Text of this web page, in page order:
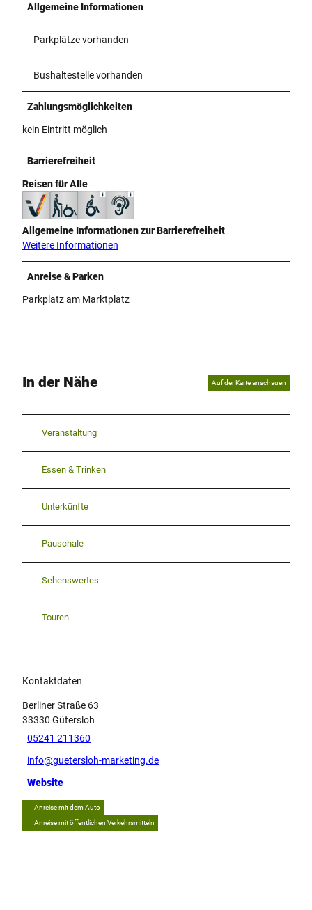
Allgemeine Informationen
Parkplätze vorhanden
Bushaltestelle vorhanden
Zahlungsmöglichkeiten
kein Eintritt möglich
Barrierefreiheit
Reisen für Alle
Allgemeine Informationen zur Barrierefreiheit
Weitere Informationen
Anreise & Parken
Parkplatz am Marktplatz
In der Nähe Auf der Karte anschauen
Veranstaltung
Essen & Trinken
Unterkünfte
Pauschale
Sehenswertes
Touren
Kontaktdaten
Berliner Straße 63
33330 Gütersloh
05241 211360
info@guetersloh-marketing.de
Website
Anreise mit dem Auto
Anreise mit öffentlichen Verkehrsmitteln